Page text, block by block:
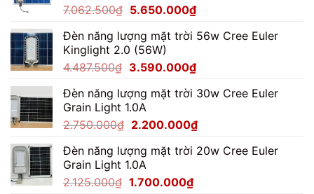
7.062.500₫ Giá
là:
7.062.500₫.
5.650.000₫Giá
tại
5.650.000₫.
Đèn năng lượng mặt trời 56w Cree Euler
Kinglight 2.0 (56W)
4.487.500₫ Giá
là:
4.487.500₫.
3.590.000₫Giá
tại
3.590.000₫.
Đèn năng lượng mặt trời 30w Cree Euler
Grain Light 1.0A
2.750.000₫ Giá
là:
2.750.000₫.
2.200.000₫Giá
tại
Đèn năng lượng mặt trời 20w Cree Euler
Grain Light 1.0A
2.125.000₫ Giá
1.700.000₫Giá